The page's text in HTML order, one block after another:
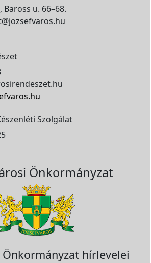
Baross u. 66–68.
Szolgálat
Önkormányzat
Önkormányzat hírlevelei